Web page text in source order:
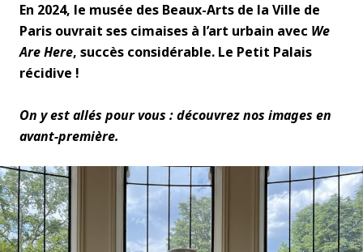
En 2024, le musée des Beaux-Arts de la Ville de
Paris ouvrait ses cimaises à l’art urbain avec We
Are Here, succès considérable. Le Petit Palais
récidive !
On y est allés pour vous : découvrez nos images en
avant-première.